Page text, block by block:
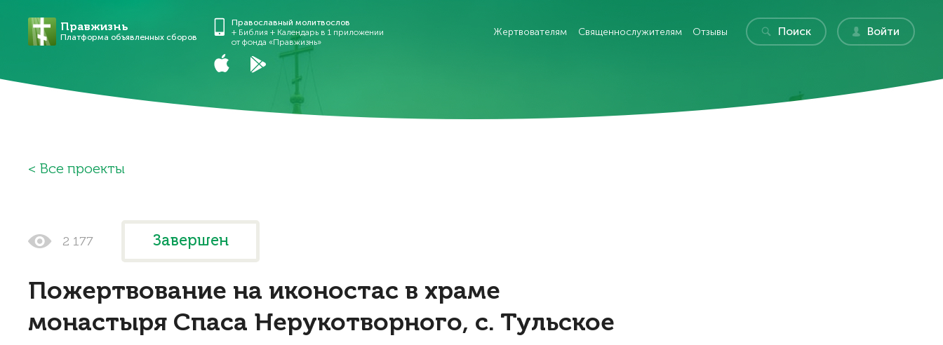
Правжизнь
Платформа объявленных сборов
Православный молитвослов
+ Библия + Календарь в 1 приложении
от фонда «Правжизнь»
Жертвователям Священнослужителям Отзывы Поиск Войти
Все проекты
2 177 Завершен
Пожертвование на иконостас в храме
монастыря Спаса Нерукотворного, с. Тульское